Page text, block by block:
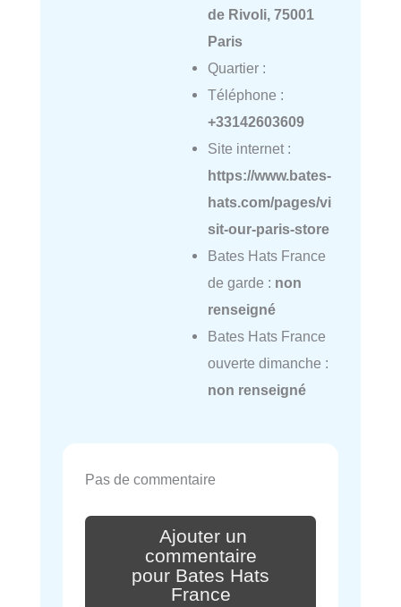
de Rivoli, 75001
Paris
Quartier :
Téléphone :
+33142603609
Site internet :
https://www.bates-
hats.com/pages/vi
sit-our-paris-store
Bates Hats France
de garde : non
renseigné
Bates Hats France
ouverte dimanche :
non renseigné
Pas de commentaire
Ajouter un
commentaire
pour Bates Hats
France